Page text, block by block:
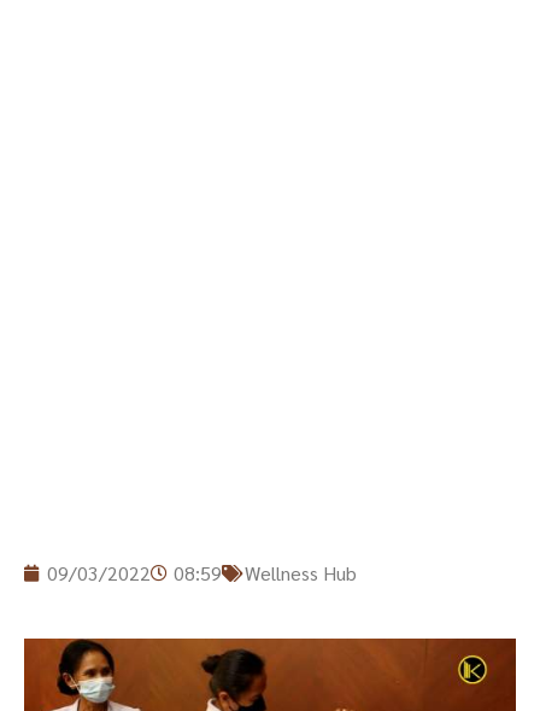
09/03/2022 08:59 Wellness Hub